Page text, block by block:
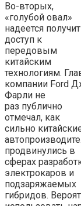
Во-вторых,
«голубой овал»
надеется
доступ к
передовым
китайским
технологиям.
компании Ford
Фарли не
раз публично
отмечал, как
сильно
продвинулись в
сферах
электрокаров и
подзаряжаемых
гибридов.